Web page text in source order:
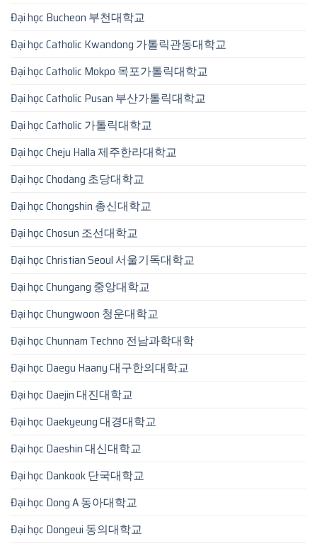
Đại học Bucheon 부천대학교
Đại học Catholic Kwandong 가톨릭관동대학교
Đại học Catholic Mokpo 목포가톨릭대학교
Đại học Catholic Pusan 부산가톨릭대학교
Đại học Catholic 가톨릭대학교
Đại học Cheju Halla 제주한라대학교
Đại học Chodang 초당대학교
Đại học Chongshin 총신대학교
Đại học Chosun 조선대학교
Đại học Christian Seoul 서울기독대학교
Đại học Chungang 중앙대학교
Đại học Chungwoon 청운대학교
Đại học Chunnam Techno 전남과학대학
Đại học Daegu Haany 대구한의대학교
Đại học Daejin 대진대학교
Đại học Daekyeung 대경대학교
Đại học Daeshin 대신대학교
Đại học Dankook 단국대학교
Đại học Dong A 동아대학교
Đại học Dongeui 동의대학교